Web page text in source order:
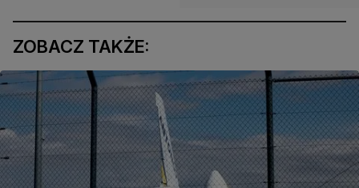
ZOBACZ TAKŻE: